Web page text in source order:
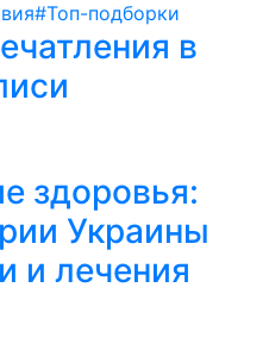
#Топ-подборки
в
здоровья:
Украины
и лечения